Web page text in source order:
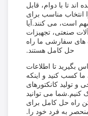
با دوام، قابل
مناسب برای
می کنند.آیا
تجهیزات
سفارشی ما راه
حل کامل هستند.
تا اطلاعات
کنید و اینکه
کانکتورهای
می توانید
حل کامل برای
به فرد خود را.